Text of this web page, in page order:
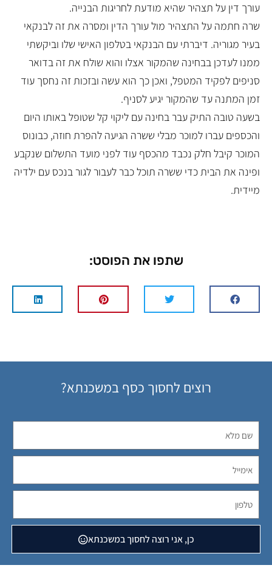
עורך דין על תצהיר שהיא מודעת לחריגות הבנייה.
שרה חתמה על התצהיר מול עורך הדין ומסרה את זה לבנקאי
בעיר מגוריה. דיברתי עם הבנקאי בטלפון האישי שלו וביקשתי
ממנו לעדכן בבחינה שהמקור אצלו והוא שולח את זה בדואר
סניפים לפקיד המטפל, ואכן כך הוא עשה ובזכות זה נחסך עוד
זמן המתנה עד שהמקור יגיע לסניף.
בשעה טובה התיק עבר בחינה עם ליקוי קל שטופל באותו היום
והכספים עברו למוכר מבלי ששרה הגיעה להפרת חוזה, כבונוס
המוכר קיבל חלק נכבד מהכסף עוד לפני מועד התשלום שנקבע
ופינה את הבית כדי ששרה תוכל כבר לעבור לגור בנכס עם ילדיה
מיידית.
שתפו את הפוסט:
רוצים לחסוך כסף במשכנתא?
כן, אני רוצה לחסוך במשכנתא